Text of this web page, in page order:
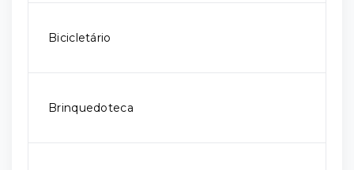
Bicicletário
Brinquedoteca